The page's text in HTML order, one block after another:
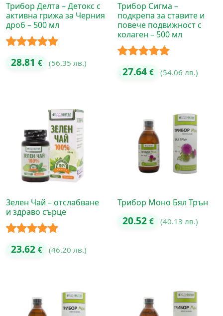
Трибор Делта – Детокс с
активна грижа за Черния
дроб – 500 мл
Оценено с
28.81 € (56.35 лв.)
Трибор Сигма –
подкрепа за ставите и
повече подвижност с
колаген – 500 мл
Оценено с
27.64 € (54.06 лв.)
Зелен Чай – отслабване
и здраво сърце
Оценено с
23.62 € (46.20 лв.)
Трибор Моно Бял Трън
20.52 € (40.13 лв.)